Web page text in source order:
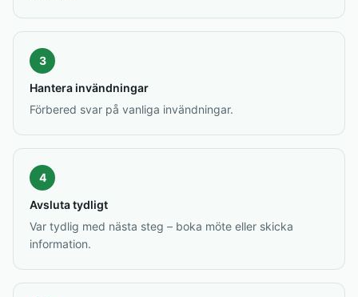
3
Hantera invändningar
Förbered svar på vanliga invändningar.
4
Avsluta tydligt
Var tydlig med nästa steg – boka möte eller skicka
information.